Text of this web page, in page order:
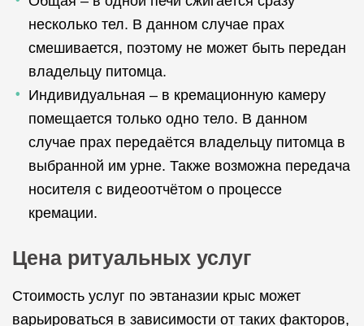
несколько тел. В данном случае прах
смешивается, поэтому не может быть передан
владельцу питомца.
Индивидуальная – в кремационную камеру
помещается только одно тело. В данном
случае прах передаётся владельцу питомца в
выбранной им урне. Также возможна передача
носителя с видеоотчётом о процессе
кремации.
Цена ритуальных услуг
Стоимость услуг по эвтаназии крыс может
варьироваться в зависимости от таких факторов,